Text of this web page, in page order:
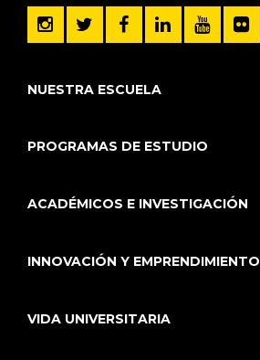
NUESTRA ESCUELA
PROGRAMAS DE ESTUDIO
ACADÉMICOS E INVESTIGACIÓN
INNOVACIÓN Y EMPRENDIMIENTO
VIDA UNIVERSITARIA